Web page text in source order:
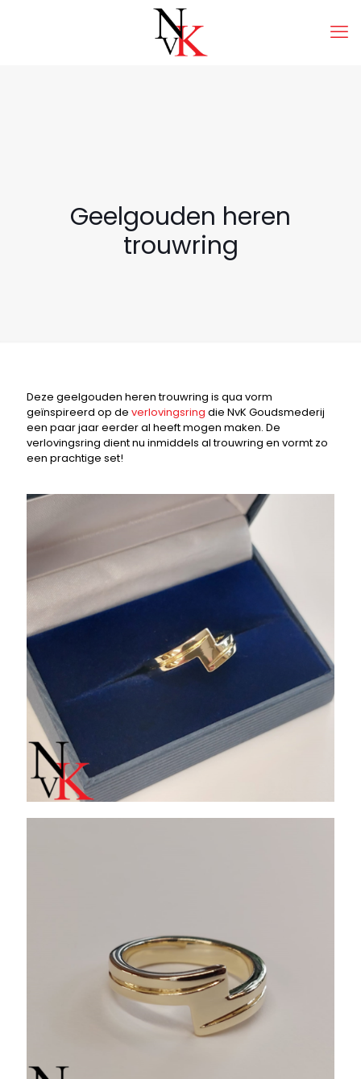
Geelgouden heren
trouwring
Deze geelgouden heren trouwring is qua vorm
geïnspireerd op de verlovingsring die NvK Goudsmederij
een paar jaar eerder al heeft mogen maken. De
verlovingsring dient nu inmiddels al trouwring en vormt zo
een prachtige set!